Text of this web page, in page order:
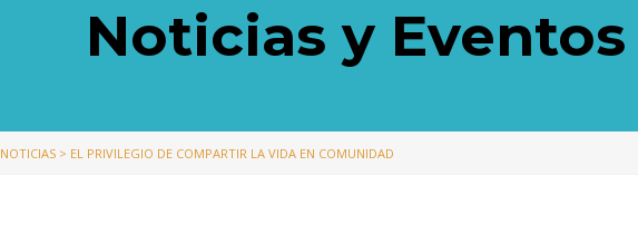
Noticias y Eventos
NOTICIAS > EL PRIVILEGIO DE COMPARTIR LA VIDA EN COMUNIDAD